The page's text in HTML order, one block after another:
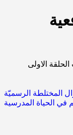
الاولى
المختلطة الرسميّة
في الحياة المدرسية